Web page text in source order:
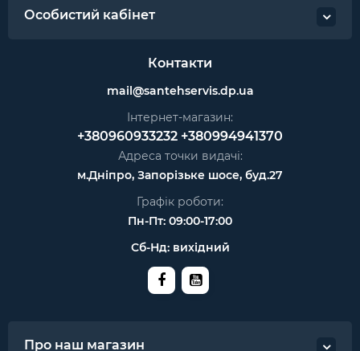
Особистий кабінет
Контакти
mail@santehservis.dp.ua
Інтернет-магазин:
+380960933232 +380994941370
Адреса точки видачі:
м.Дніпро, Запорізьке шосе, буд.27
Графік роботи:
Пн-Пт: 09:00-17:00
Сб-Нд: вихідний
Про наш магазин